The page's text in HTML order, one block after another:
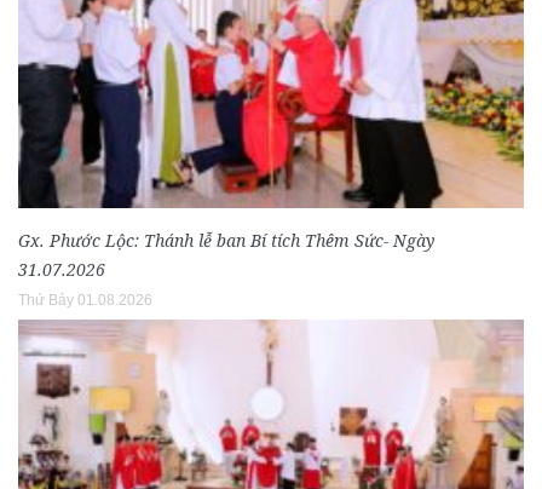
Gx. Phước Lộc: Thánh lễ ban Bí tích Thêm Sức- Ngày
31.07.2026
Thứ Bảy 01.08.2026